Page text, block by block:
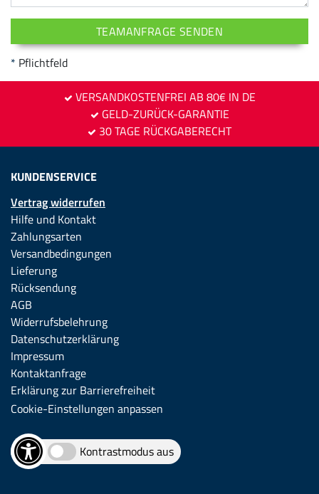
TEAMANFRAGE SENDEN
Pflichtfeld
VERSANDKOSTENFREI AB 80€ IN DE
GELD-ZURÜCK-GARANTIE
30 TAGE RÜCKGABERECHT
KUNDENSERVICE
Vertrag widerrufen
Hilfe und Kontakt
Zahlungsarten
Versandbedingungen
Lieferung
Rücksendung
AGB
Widerrufsbelehrung
Datenschutzerklärung
Impressum
Kontaktanfrage
Erklärung zur Barrierefreiheit
Cookie-Einstellungen anpassen
Kontrastmodus aus